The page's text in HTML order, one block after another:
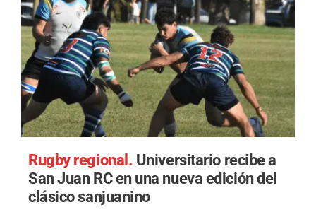
Rugby regional. Universitario recibe a
San Juan RC en una nueva edición del
clásico sanjuanino